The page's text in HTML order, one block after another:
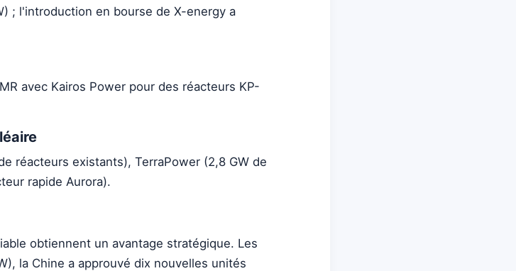
; l'introduction en bourse de X-energy a
avec Kairos Power pour des réacteurs KP-
réacteurs existants), TerraPower (2,8 GW de
rapide Aurora).
obtiennent un avantage stratégique. Les
la Chine a approuvé dix nouvelles unités